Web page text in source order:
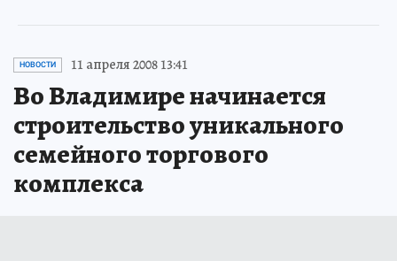
НОВОСТИ 11 апреля 2008 13:41
Во Владимире начинается
строительство уникального
семейного торгового
комплекса